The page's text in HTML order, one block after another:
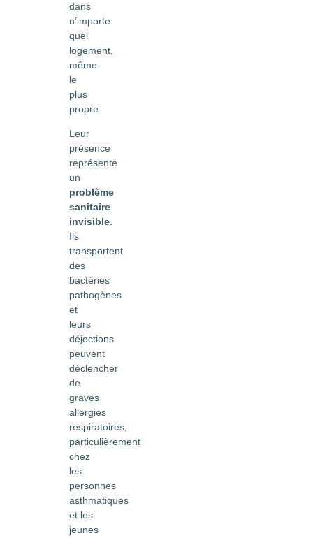
dans
n’importe
quel
logement,
même
le
plus
propre.
Leur
présence
représente
un
problème
sanitaire
invisible
Ils
transportent
des
bactéries
pathogènes
et
leurs
déjections
peuvent
déclencher
de
graves
allergies
respiratoires,
particulièrement
chez
les
personnes
asthmatiques
et les
jeunes